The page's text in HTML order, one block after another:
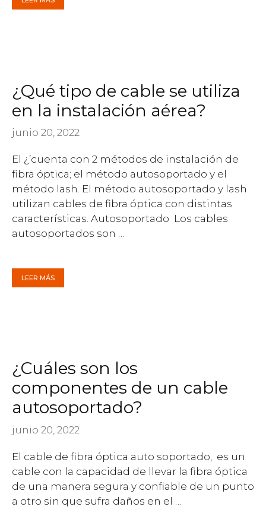
¿Qué tipo de cable se utiliza
en la instalación aérea?
junio 20, 2022
El ¿’cuenta con 2 métodos de instalación de
fibra óptica; el método autosoportado y el
método lash. El método autosoportado y lash
utilizan cables de fibra óptica con distintas
características. Autosoportado Los cables
autosoportados son …
LEER MÁS
¿Cuáles son los
componentes de un cable
autosoportado?
junio 20, 2022
El cable de fibra óptica auto soportado, es un
cable con la capacidad de llevar la fibra óptica
de una manera segura y confiable de un punto
a otro sin que sufra daños en el …